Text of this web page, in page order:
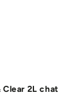
2L chat